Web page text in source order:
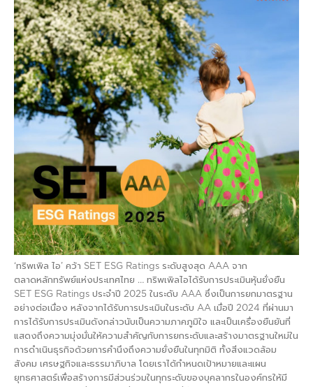
‘ทริพเพิล ไอ’ คว้า SET ESG Ratings ระดับสูงสุด AAA จาก
ตลาดหลักทรัพย์แห่งประเทศไทย … ทริพเพิลไอได้รับการประเมินหุ้นยั่งยืน
SET ESG Ratings ประจำปี 2025 ในระดับ AAA ซึ่งเป็นการยกมาตรฐาน
อย่างต่อเนื่อง หลังจากได้รับการประเมินในระดับ AA เมื่อปี 2024 ที่ผ่านมา
การได้รับการประเมินดังกล่าวนับเป็นความภาคภูมิใจ และเป็นเครื่องยืนยันที่
แสดงถึงความมุ่งมั่นให้ความสำคัญกับการยกระดับและสร้างมาตรฐานใหม่ใน
การดำเนินธุรกิจด้วยการคำนึงถึงความยั่งยืนในทุกมิติ ทั้งสิ่งแวดล้อม
สังคม เศรษฐกิจและธรรมาภิบาล โดยเราได้กำหนดเป้าหมายและแผน
ยุทธศาสตร์เพื่อสร้างการมีส่วนร่วมในทุกระดับของบุคลากรในองค์กรให้มี